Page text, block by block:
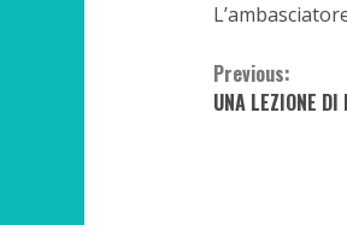
Continue
Reading
Previous:
UNA LEZIONE